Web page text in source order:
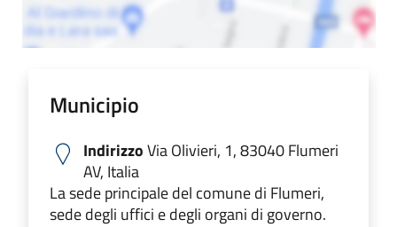
Municipio
IndirizzoVia Olivieri, 1, 83040 Flumeri
AV, Italia
La sede principale del comune di Flumeri,
sede degli uffici e degli organi di governo.